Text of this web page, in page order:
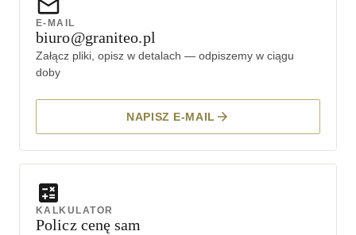
E-MAIL
biuro@graniteo.pl
Załącz pliki, opisz w detalach — odpiszemy w ciągu
doby
NAPISZ E-MAIL
KALKULATOR
Policz cenę sam